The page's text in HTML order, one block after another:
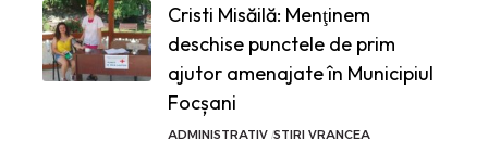
Cristi Misăilă: Menţinem
deschise punctele de prim
ajutor amenajate în Municipiul
Focșani
ADMINISTRATIV STIRI VRANCEA